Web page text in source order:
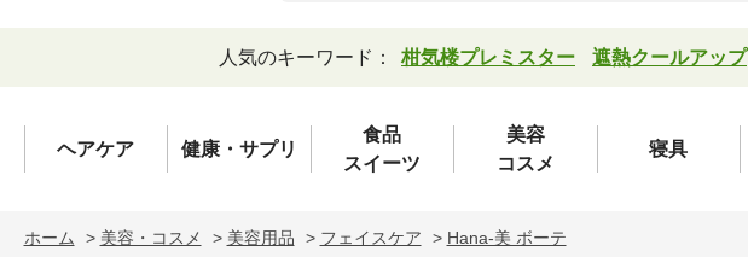
人気のキーワード： 柑気楼プレミスター 遮熱クールアップ
ヘアケア 健康・サプリ
食品
スイーツ
美容
コスメ
寝具
ホーム > 美容・コスメ > 美容用品 > フェイスケア > Hana-美 ボーテ